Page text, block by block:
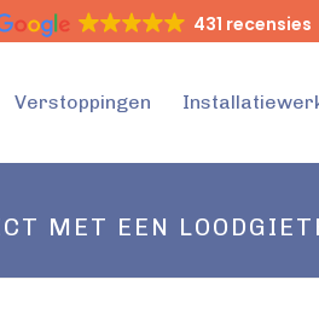
431 recensies
Verstoppingen
MET EEN